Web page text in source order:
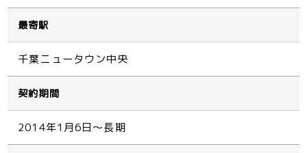
最寄駅
千葉ニュータウン中央
契約期間
2014年1月6日～長期